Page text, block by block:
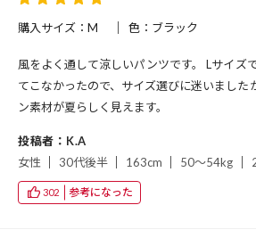
購入サイズ：M 色：ブラック
風をよく通して涼しいパンツです。 Lサイズ
てこなかったので、サイズ選びに迷いました
ン素材が夏らしく見えます。
投稿者：K.A
女性
30代後半 163cm 50～54kg
302 参考になった